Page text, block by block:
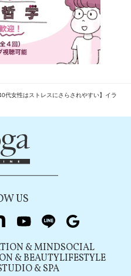
代女性はストレスにさらされやすい】イラ
US
）
note youtubeline
& MINDSOCIAL
& BEAUTYLIFESTYLE
& SPA